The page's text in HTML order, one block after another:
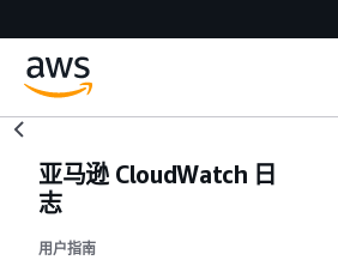
亚马逊 CloudWatch 日
志
用户指南